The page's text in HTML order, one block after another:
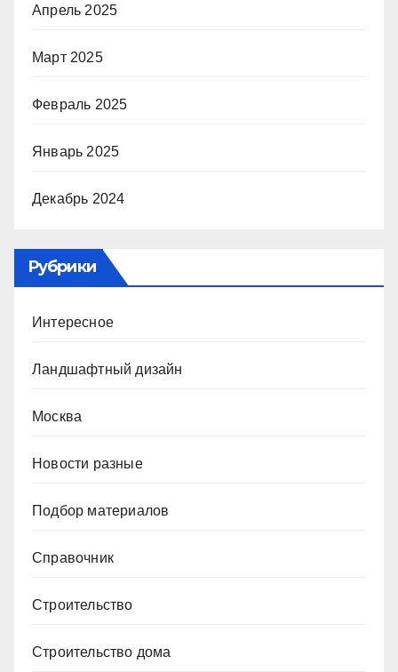
Апрель 2025
Март 2025
Февраль 2025
Январь 2025
Декабрь 2024
Рубрики
Интересное
Ландшафтный дизайн
Москва
Новости разные
Подбор материалов
Справочник
Строительство
Строительство дома